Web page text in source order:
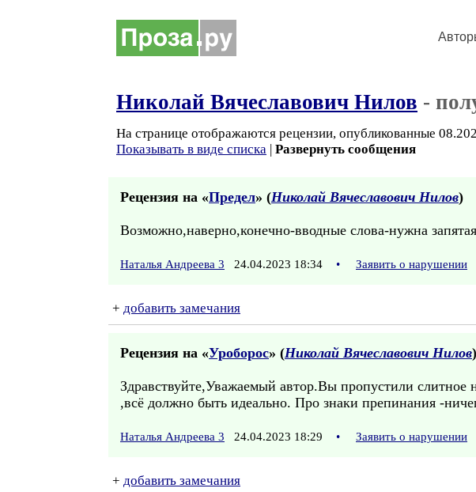
Николай Вячеславович Нилов -
На странице отображаются рецензии, опубликованные
Показывать в виде списка | Развернуть сообщения
Рецензия на «Предел» (Николай Вячеславович Нилов)
Возможно,наверно,конечно-вводные слова-нужна
Наталья Андреева 3 24.04.2023 18:34 • Заявить о нарушении
+ добавить замечания
Рецензия на «Уроборос» (Николай Вячеславович Нилов)
Здравствуйте,Уважаемый автор.Вы пропустили
,всё должно быть идеально. Про знаки препинания -
Наталья Андреева 3 24.04.2023 18:29 • Заявить о нарушении
+ добавить замечания